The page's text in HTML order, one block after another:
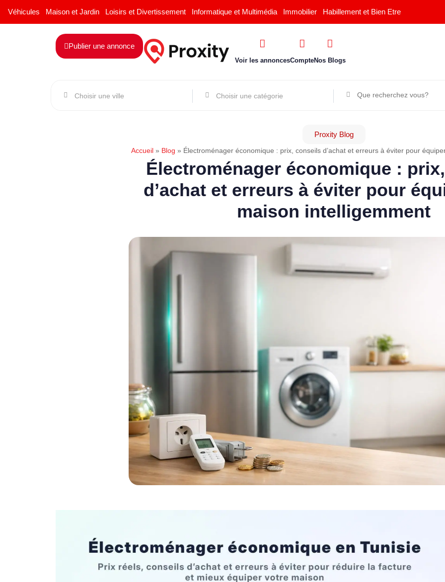
Véhicules Maison et Jardin Loisirs et Divertissement Informatique et Multimédia Immobilier Habillement et Bien Etre
Publier une annonce
Voir les annoncesCompteNos Blogs
Proxity Blog
Accueil » Blog » Électroménager économique : prix, conseils d’achat et erreurs à éviter pour
Électroménager économique :
d’achat et erreurs à éviter pour
maison intelligemment